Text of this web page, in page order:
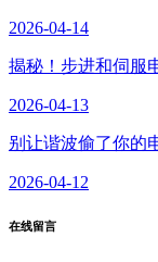
2026-04-14
揭秘！步进和伺服
2026-04-13
别让谐波偷了你的
2026-04-12
在线留言